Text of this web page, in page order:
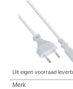
Uit eigen voorraad
Merk